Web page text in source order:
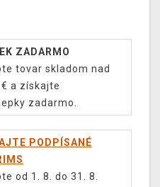
ZADARMO
tovar skladom nad
a získajte
zadarmo.
PODPÍSANÉ
od 1. 8. do 31. 8.